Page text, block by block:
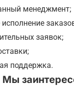
менеджмент;
заявок;
поддержка.
Мы